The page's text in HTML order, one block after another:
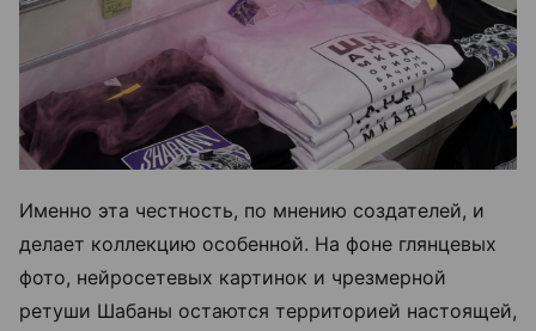
Именно эта честность, по мнению создателей, и
делает коллекцию особенной. На фоне глянцевых
фото, нейросетевых картинок и чрезмерной
ретуши Шабаны остаются территорией настоящей,